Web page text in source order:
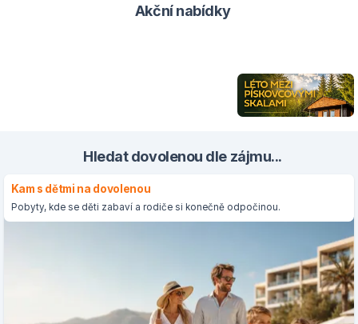
Akční nabídky
Hledat dovolenou dle zájmu...
Kam s dětmi na dovolenou
Pobyty, kde se děti zabaví a rodiče si konečně odpočinou.